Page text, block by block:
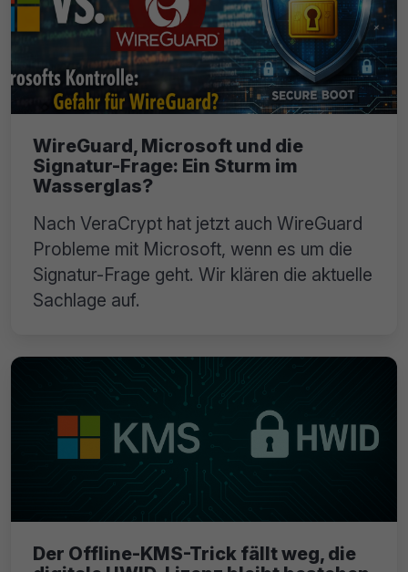
WireGuard, Microsoft und die
Signatur-Frage: Ein Sturm im
Wasserglas?
Nach VeraCrypt hat jetzt auch WireGuard
Probleme mit Microsoft, wenn es um die
Signatur-Frage geht. Wir klären die aktuelle
Sachlage auf.
Der Offline-KMS-Trick fällt weg, die